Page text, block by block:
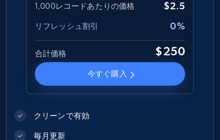
eCommerce
1.2K+ 今すぐ購入
URL, Product id, Title, Images, Final price,
1,000レコードあたりの価格 $2.5
リフレッシュ割引 0%
合計価格 $250
今すぐ購入
クリーンで有効
毎月更新